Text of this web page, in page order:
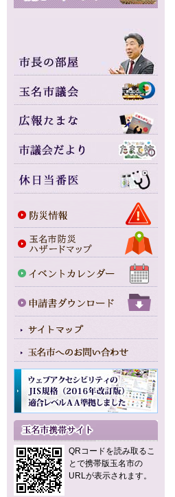
QRコードを読み取るこ
とで携帯版玉名市の
URLが表示されます。